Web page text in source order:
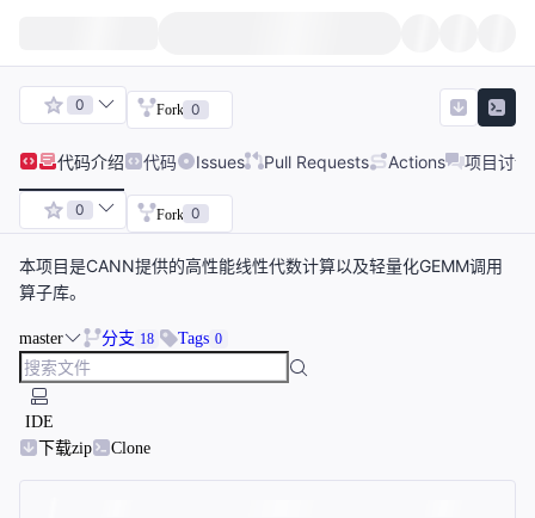
0 Fork 0
代码介绍 代码 Issues Pull Requests Actions 项目讨论
0 Fork 0
本项目是CANN提供的高性能线性代数计算以及轻量化GEMM调用
算子库。
master 分支 18 Tags 0
IDE
下载zip
Clone